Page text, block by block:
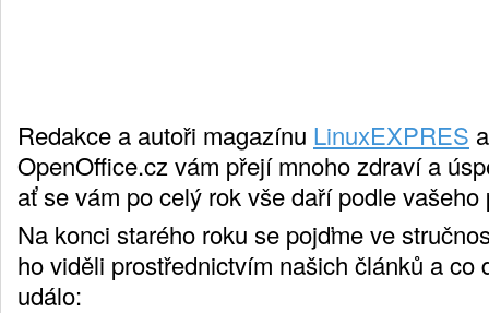
Redakce a autoři magazínu LinuxEXPRES
OpenOffice.cz vám přejí mnoho zdraví a
ať se vám po celý rok vše daří podle vašeho
Na konci starého roku se pojďme ve
ho viděli prostřednictvím našich článků a co
událo: